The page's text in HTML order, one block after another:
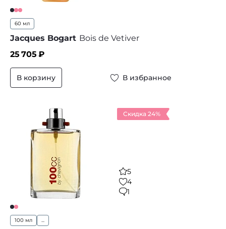
60 мл
Jacques Bogart Bois de Vetiver
25 705 ₽
В корзину В избранное
Скидка 24%
5
4
1
100 мл ...